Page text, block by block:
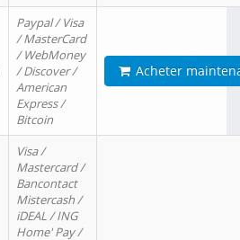
Paypal / Visa
/ MasterCard
/ WebMoney
/ Discover /
American
Express /
Bitcoin
Acheter
Visa /
Mastercard /
Bancontact
Mistercash /
iDEAL / ING
Home' Pay /